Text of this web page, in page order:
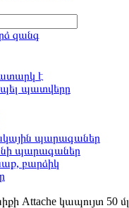
զանգ
է
պատվերը
պարագաներ
պարագաներ
բարձիկ
Attache կապույտ 50 մլ